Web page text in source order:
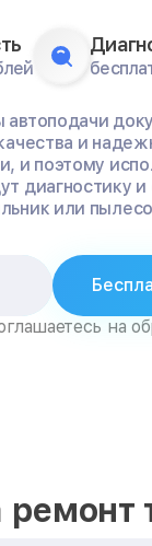
и
и поэтому
диагностику
или
на